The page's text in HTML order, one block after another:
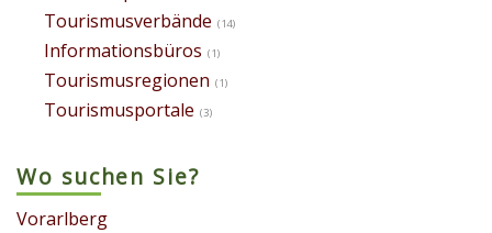
Tourismusverbände (14)
Informationsbüros (1)
Tourismusregionen (1)
Tourismusportale (3)
Wo suchen Sie?
Vorarlberg